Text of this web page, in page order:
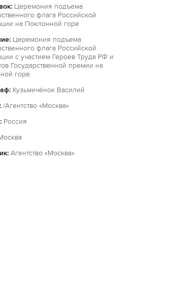
Церемония подъема
флага Российской
на Поклонной горе
Церемония подъема
флага Российской
с участием Героев Труда РФ и
Государственной премии на
горе.
Кузьмичёнок Василий
/Агентство «Москва»
Россия
Агентство «Москва»